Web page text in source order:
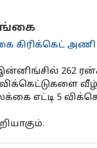
கிரிக்கெட் அணி
262
எட்டி 5